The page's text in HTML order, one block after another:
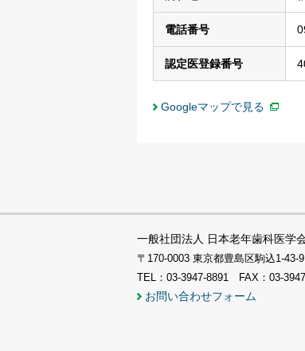
電話番号
認定医登録番号
Googleマップで見る
一般社団法人 日本老年歯科医学
〒170-0003 東京都豊島区駒込1-
TEL：03-3947-8891 FAX：03-
お問い合わせフォーム